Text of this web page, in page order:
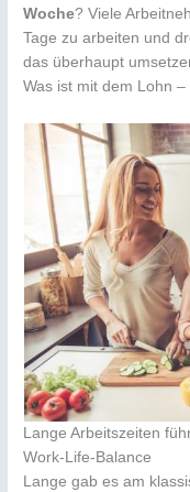
Woche? Viele
Tage zu arbeiten und
das überhaupt
Was ist mit dem Lohn
Lange Arbeitszeiten
Work-Life-Balance
Lange gab es am